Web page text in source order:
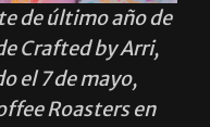
de último año de
Crafted by Arri,
el 7 de mayo,
Roasters en